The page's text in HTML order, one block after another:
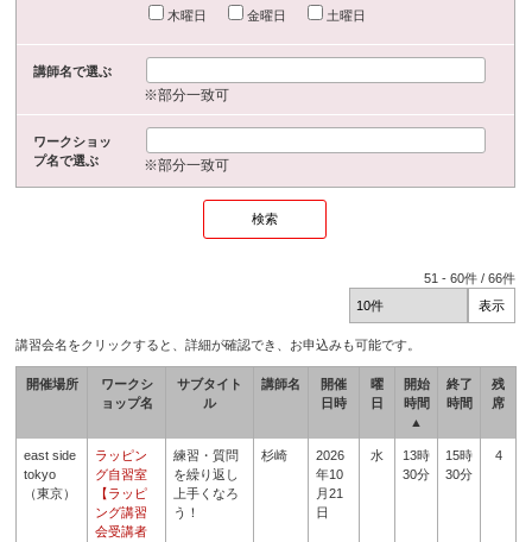
木曜日
金曜日 土曜日
講師名で選ぶ
※部分一致可
ワークショッ
プ名で選ぶ
※部分一致可
51 -60件 /66件
講習会名をクリックすると、詳細が確認でき、お申込みも可能です。
開催場所
ワークシ
ョップ名
サブタイト
ル
講師名
開催
日時
曜
日
開始
時間
▲
終了
時間
残
席
east side
tokyo
（東京）
ラッピン
グ自習室
【ラッピ
ング講習
会受講者
練習・質問
を繰り返し
上手くなろ
う！
杉崎
2026
年10
月21
日
水
13時
30分
15時
30分
4